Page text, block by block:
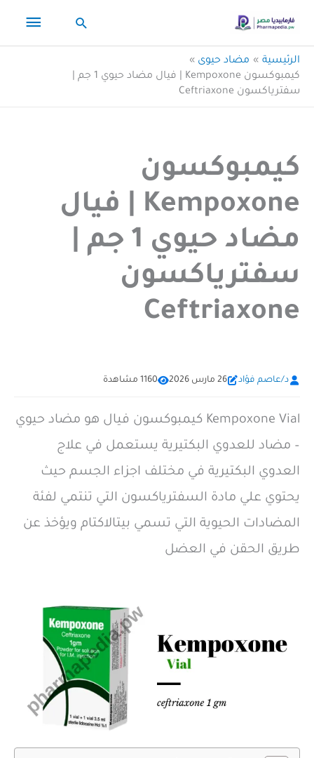
المحتوى
البحث
الرئيسية
مضاد حيوى
كيمبوكسون Kempoxone | فيال مضاد حيوي 1 جم |
سفترياكسون Ceftriaxone
كيمبوكسون
Kempoxone | فيال
مضاد حيوي 1 جم |
سفترياكسون
Ceftriaxone
د/عاصم فؤاد 26 مارس 2026 1160 مشاهدة
Kempoxone Vial كيمبوكسون فيال هو مضاد حيوي
– مضاد للعدوي البكتيرية يستعمل في علاج
العدوي البكتيرية في مختلف اجزاء الجسم حيث
يحتوي علي مادة السفترياكسون التي تنتمي لفئة
المضادات الحيوية التي تسمي بيتالاكتام ويؤخذ عن
طريق الحقن في العضل